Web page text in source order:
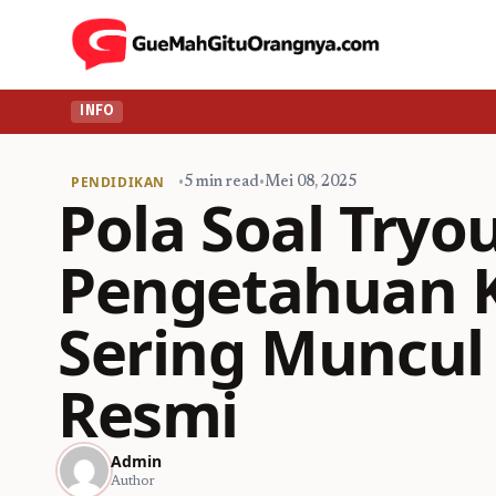
INFO
PENDIDIKAN •5 min read•Mei 08, 2025
Pola Soal
Pengetahuan
Sering
Resmi
Admin
Author